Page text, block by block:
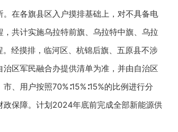
在各旗县区入户摸排基础上，对不具备电
共计实施乌拉特前旗、乌拉特中旗、乌拉
经摸排，临河区、杭锦后旗、五原县不涉
区军民融合办提供清单为准，并由自治区
、用户按照70%∶15%∶15%的比例进行分
保障。计划2024年底前完成全部新能源供